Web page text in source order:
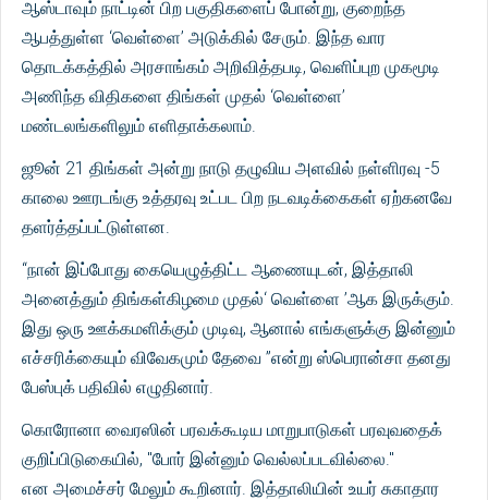
ஆஸ்டாவும் நாட்டின் பிற பகுதிகளைப் போன்று, குறைந்த
ஆபத்துள்ள ‘வெள்ளை’ அடுக்கில் சேரும். இந்த வார
தொடக்கத்தில் அரசாங்கம் அறிவித்தபடி, வெளிப்புற முகமூடி
அணிந்த விதிகளை திங்கள் முதல் ‘வெள்ளை’
மண்டலங்களிலும் எளிதாக்கலாம்.
ஜூன் 21 திங்கள் அன்று நாடு தழுவிய அளவில் நள்ளிரவு -5
காலை ஊரடங்கு உத்தரவு உட்பட பிற நடவடிக்கைகள் ஏற்கனவே
தளர்த்தப்பட்டுள்ளன.
“நான் இப்போது கையெழுத்திட்ட ஆணையுடன், இத்தாலி
அனைத்தும் திங்கள்கிழமை முதல்‘ வெள்ளை ’ஆக இருக்கும்.
இது ஒரு ஊக்கமளிக்கும் முடிவு, ஆனால் எங்களுக்கு இன்னும்
எச்சரிக்கையும் விவேகமும் தேவை ”என்று ஸ்பெரான்சா தனது
பேஸ்புக் பதிவில் எழுதினார்.
கொரோனா வைரஸின் பரவக்கூடிய மாறுபாடுகள் பரவுவதைக்
குறிப்பிடுகையில், "போர் இன்னும் வெல்லப்படவில்லை."
என அமைச்சர் மேலும் கூறினார். இத்தாலியின் உயர் சுகாதார